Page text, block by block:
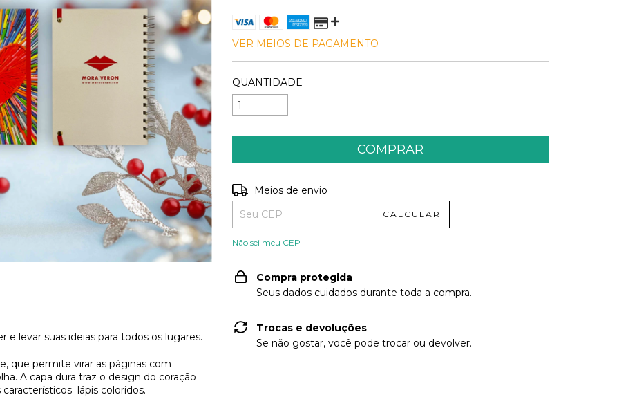
e levar suas ideias para todos os lugares.
que permite virar as páginas com
A capa dura traz o design do coração
lápis coloridos.
VER MEIOS DE PAGAMENTO
QUANTIDADE
Entregas para o CEP:
Meios de envio
CALCULAR
Não sei meu CEP
Compra protegida
Seus dados cuidados durante toda a compra.
Trocas e devoluções
Se não gostar, você pode trocar ou devolver.